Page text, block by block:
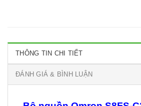
THÔNG TIN CHI TIẾT
ĐÁNH GIÁ & BÌNH LUẬN